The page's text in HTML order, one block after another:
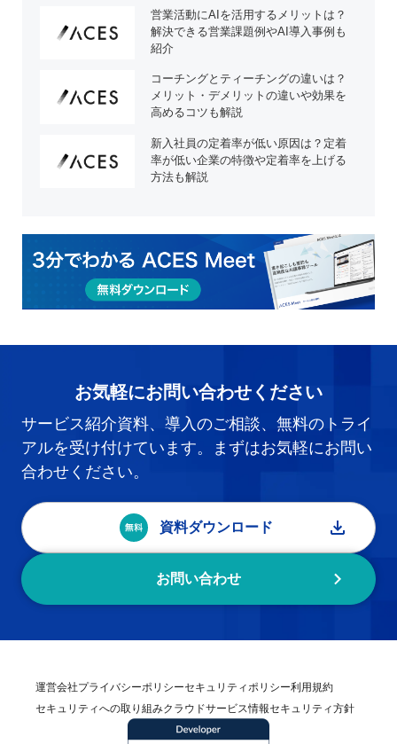
営業活動にAIを活用するメリットは？
解決できる営業課題例やAI導入事例も
紹介
コーチングとティーチングの違いは？
メリット・デメリットの違いや効果を
高めるコツも解説
新入社員の定着率が低い原因は？定着
率が低い企業の特徴や定着率を上げる
方法も解説
お気軽にお問い合わせください
サービス紹介資料、導入のご相談、無料のトライ
アルを受け付けています。まずはお気軽にお問い
合わせください。
資料ダウンロード
お問い合わせ
運営会社プライバシーポリシーセキュリティポリシー利用規約
セキュリティへの取り組みクラウドサービス情報セキュリティ方針